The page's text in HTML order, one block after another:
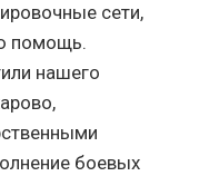
сети,
помощь.
нашего
боевых